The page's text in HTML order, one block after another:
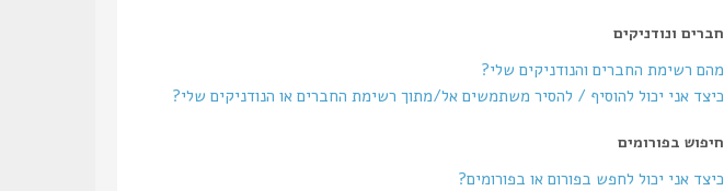
חברים ונודניקים
מהם רשימת החברים והנודניקים שלי?
כיצד אני יכול להוסיף / להסיר משתמשים אל/מתוך רשימת החברים או הנודניקים שלי?
חיפוש בפורומים
כיצד אני יכול לחפש בפורום או בפורומים?